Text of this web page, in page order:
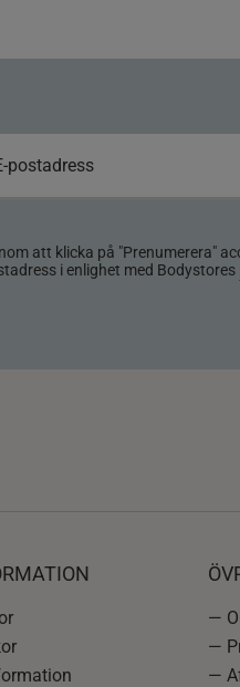
att klicka på "Prenumerera"
i enlighet med Bodystores
—
—
—